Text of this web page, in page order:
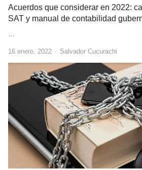
Acuerdos que considerar en 2022:
SAT y manual de contabilidad
…
16 enero, 2022 Author
Salvador Cucurachi